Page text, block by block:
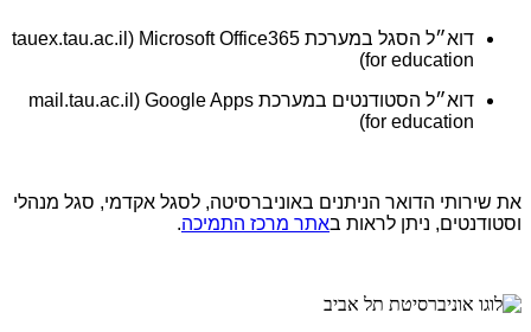
דוא״ל הסגל במערכת tauex.tau.ac.il ( Microsoft Office365
for education
)
דוא״ל הסטודנטים במערכת
mail.tau.ac.il ( Google Apps
for education
)
את שירותי הדואר הניתנים באוניברסיטה, לסגל אקדמי, סגל מנהלי
וסטודנטים, ניתן לראות באתר מרכז התמיכה.